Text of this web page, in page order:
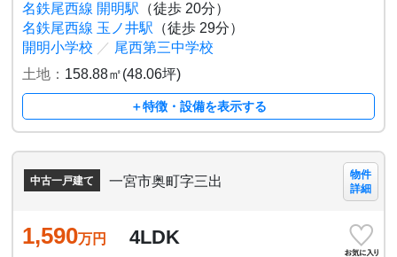
名鉄尾西線 開明駅 （徒歩 20分）
名鉄尾西線 玉ノ井駅 （徒歩 29分）
開明小学校 ／ 尾西第三中学校
土地： 158.88㎡(48.06坪)
＋特徴・設備を表示する
中古一戸建て 一宮市奥町字三出
物件
詳細
1,590万円 4LDK